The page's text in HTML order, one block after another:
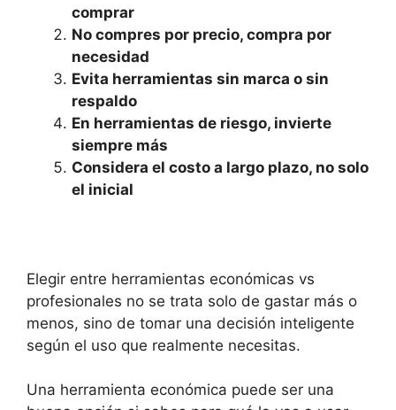
comprar
No compres por precio, compra por
necesidad
Evita herramientas sin marca o sin
respaldo
En herramientas de riesgo, invierte
siempre más
Considera el costo a largo plazo, no solo
el inicial
Elegir entre herramientas económicas vs
profesionales no se trata solo de gastar más o
menos, sino de tomar una decisión inteligente
según el uso que realmente necesitas.
Una herramienta económica puede ser una